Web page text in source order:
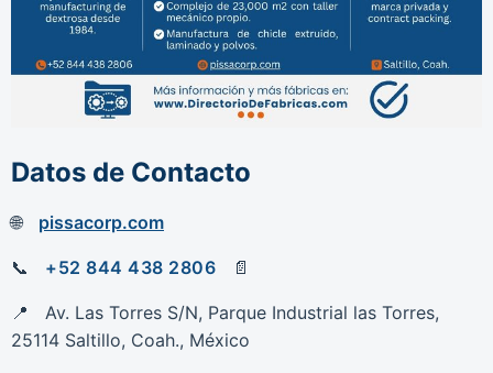
Datos de Contacto
pissacorp.com
+52 844 438 2806
Av. Las Torres S/N, Parque Industrial las Torres,
25114 Saltillo, Coah., México